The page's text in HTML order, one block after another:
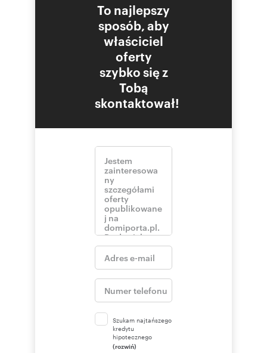
To najlepszy
sposób, aby
właściciel
oferty
szybko się z
Tobą
skontaktował!
Szukam najtańszego
kredytu
hipotecznego
(rozwiń)